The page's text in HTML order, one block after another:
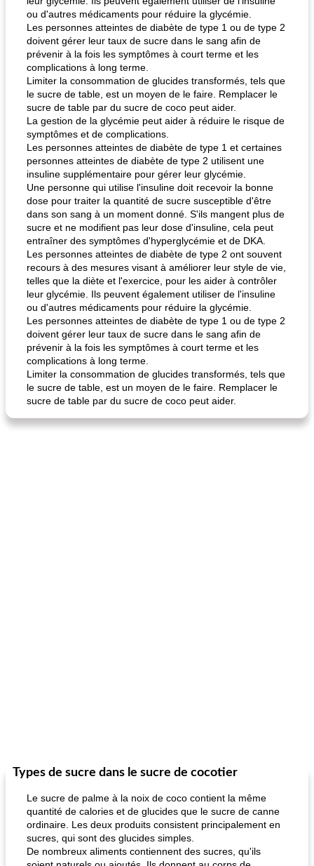
ou d'autres médicaments pour réduire la glycémie.
Les personnes atteintes de diabète de type 1 ou de type 2
doivent gérer leur taux de sucre dans le sang afin de
prévenir à la fois les symptômes à court terme et les
complications à long terme.
Limiter la consommation de glucides transformés, tels que
le sucre de table, est un moyen de le faire. Remplacer le
sucre de table par du sucre de coco peut aider.
La gestion de la glycémie peut aider à réduire le risque de
symptômes et de complications.
Les personnes atteintes de diabète de type 1 et certaines
personnes atteintes de diabète de type 2 utilisent une
insuline supplémentaire pour gérer leur glycémie.
Une personne qui utilise l'insuline doit recevoir la bonne
dose pour traiter la quantité de sucre susceptible d'être
dans son sang à un moment donné. S'ils mangent plus de
sucre et ne modifient pas leur dose d'insuline, cela peut
entraîner des symptômes d'hyperglycémie et de DKA.
Les personnes atteintes de diabète de type 2 ont souvent
recours à des mesures visant à améliorer leur style de vie,
telles que la diète et l'exercice, pour les aider à contrôler
leur glycémie. Ils peuvent également utiliser de l'insuline
ou d'autres médicaments pour réduire la glycémie.
Les personnes atteintes de diabète de type 1 ou de type 2
doivent gérer leur taux de sucre dans le sang afin de
prévenir à la fois les symptômes à court terme et les
complications à long terme.
Limiter la consommation de glucides transformés, tels que
le sucre de table, est un moyen de le faire. Remplacer le
sucre de table par du sucre de coco peut aider.
Types de sucre dans le sucre de cocotier
Le sucre de palme à la noix de coco contient la même
quantité de calories et de glucides que le sucre de canne
ordinaire. Les deux produits consistent principalement en
sucres, qui sont des glucides simples.
De nombreux aliments contiennent des sucres, qu'ils